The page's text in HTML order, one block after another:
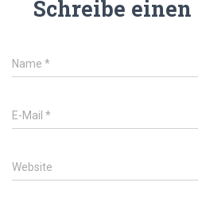
Schreibe
Name *
E-Mail *
Website